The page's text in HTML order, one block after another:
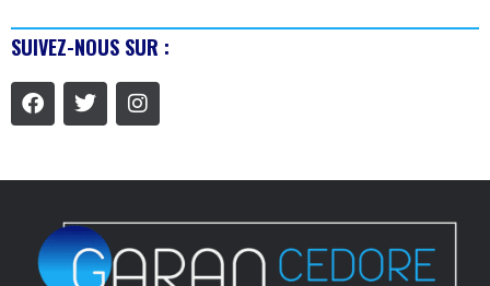
SUIVEZ-NOUS SUR :